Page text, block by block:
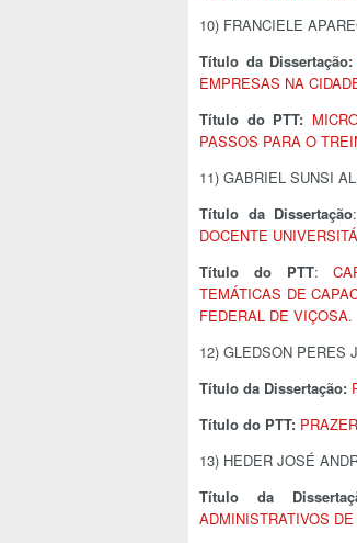
10) FRANCIELE
Título da
EMPRESAS NA
Título do PTT:
PASSOS PARA O
11) GABRIEL SUNSI
Título da Dissertação:
DOCENTE
Título do PTT:
TEMÁTICAS DE
FEDERAL DE VIÇOSA.
12) GLEDSON PERES
Título da Dissertação:
Título do PTT:
13) HEDER JOSÉ
Título da
ADMINISTRATIVOS